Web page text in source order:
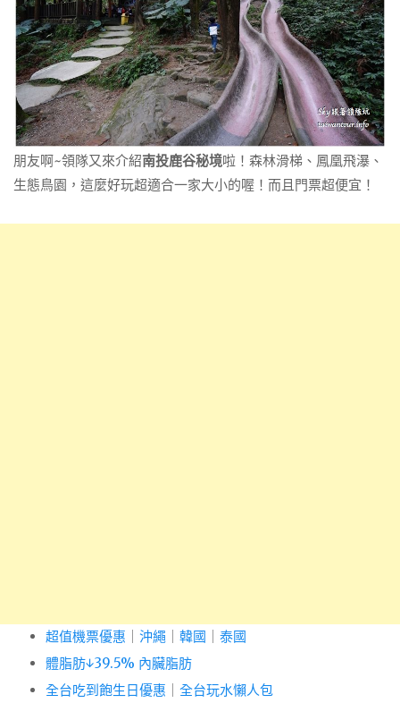
朋友啊~領隊又來介紹南投鹿谷秘境啦！森林滑梯、鳳凰飛瀑、
生態鳥園，這麼好玩超適合一家大小的喔！而且門票超便宜！
超值機票優惠 沖繩 韓國
泰國
體脂肪↓39.5% 內臟脂肪
全台吃到飽生日優惠
全台玩水懶人包